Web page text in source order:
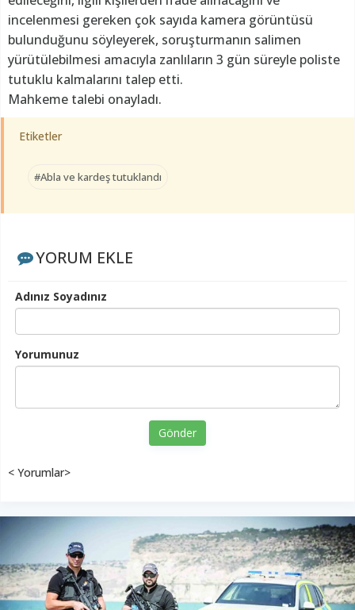
incelenmesi gereken çok sayıda kamera görüntüsü
bulunduğunu söyleyerek, soruşturmanın salimen
yürütülebilmesi amacıyla zanlıların 3 gün süreyle poliste
tutuklu kalmalarını talep etti.
Mahkeme talebi onayladı.
Etiketler
#Abla ve kardeş tutuklandı
YORUM EKLE
Adınız Soyadınız
Yorumunuz
Gönder
< Yorumlar>